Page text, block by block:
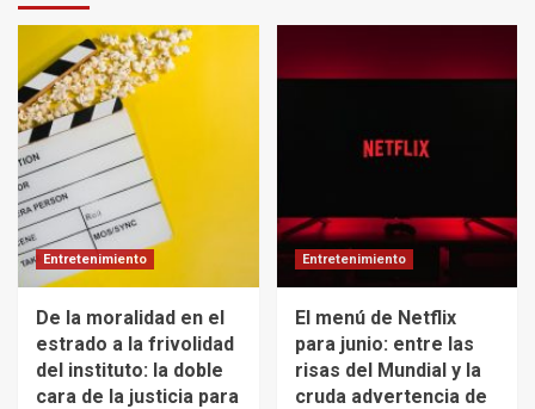
Entretenimiento
De la moralidad en el
estrado a la frivolidad
del instituto: la doble
cara de la justicia para
Entretenimiento
El menú de Netflix
para junio: entre las
risas del Mundial y la
cruda advertencia de